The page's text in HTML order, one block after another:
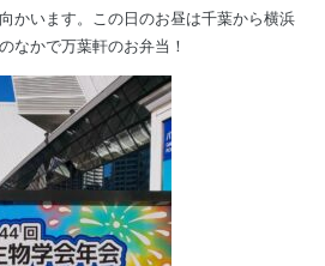
かいます。この日のお昼は千葉から横浜
なかで万葉軒のお弁当！